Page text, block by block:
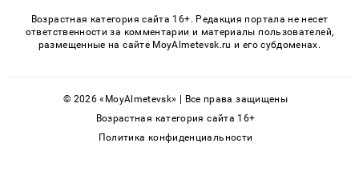
Возрастная категория сайта 16+. Редакция портала не несет
ответственности за комментарии и материалы пользователей,
размещенные на сайте MoyAlmetevsk.ru и его субдоменах.
© 2026 «MoyAlmetevsk» | Все права защищены
Возрастная категория сайта 16+
Политика конфиденциальности